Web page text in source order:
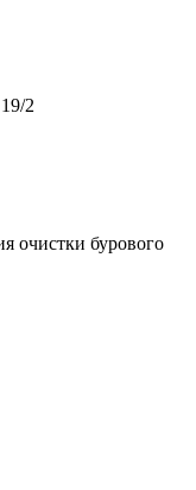
2
очистки бурового